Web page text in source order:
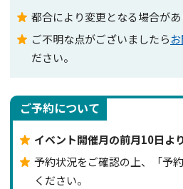
都合により変更となる場合があ
ご不明な点がございましたら
ださい。
ご予約について
イベント開催月の前月10日より
予約状況をご確認の上、「予
ください。